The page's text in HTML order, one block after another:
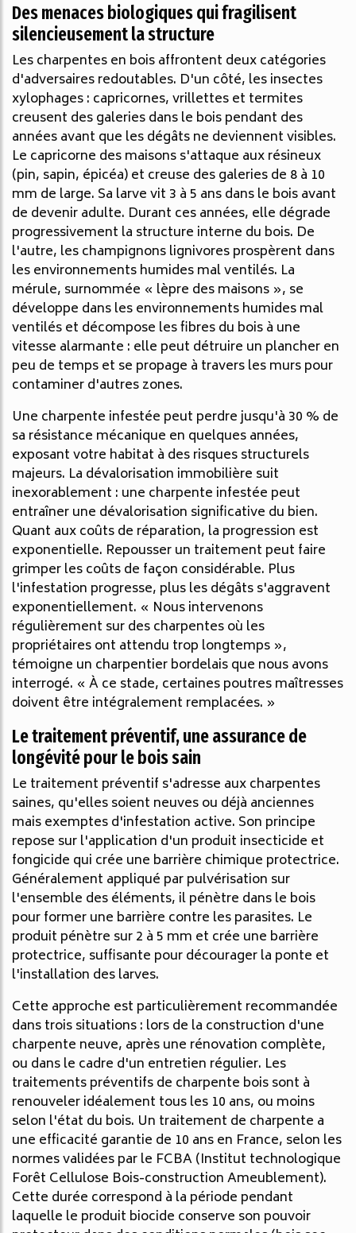
Des menaces biologiques qui fragilisent
silencieusement la structure
Les charpentes en bois affrontent deux catégories
d'adversaires redoutables. D'un côté, les insectes
xylophages : capricornes, vrillettes et termites
creusent des galeries dans le bois pendant des
années avant que les dégâts ne deviennent visibles.
Le capricorne des maisons s'attaque aux résineux
(pin, sapin, épicéa) et creuse des galeries de 8 à 10
mm de large. Sa larve vit 3 à 5 ans dans le bois avant
de devenir adulte. Durant ces années, elle dégrade
progressivement la structure interne du bois. De
l'autre, les champignons lignivores prospèrent dans
les environnements humides mal ventilés. La
mérule, surnommée « lèpre des maisons », se
développe dans les environnements humides mal
ventilés et décompose les fibres du bois à une
vitesse alarmante : elle peut détruire un plancher en
peu de temps et se propage à travers les murs pour
contaminer d'autres zones.
Une charpente infestée peut perdre jusqu'à 30 % de
sa résistance mécanique en quelques années,
exposant votre habitat à des risques structurels
majeurs. La dévalorisation immobilière suit
inexorablement : une charpente infestée peut
entraîner une dévalorisation significative du bien.
Quant aux coûts de réparation, la progression est
exponentielle. Repousser un traitement peut faire
grimper les coûts de façon considérable. Plus
l'infestation progresse, plus les dégâts s'aggravent
exponentiellement. « Nous intervenons
régulièrement sur des charpentes où les
propriétaires ont attendu trop longtemps »,
témoigne un charpentier bordelais que nous avons
interrogé. « À ce stade, certaines poutres maîtresses
doivent être intégralement remplacées. »
Le traitement préventif, une assurance de
longévité pour le bois sain
Le traitement préventif s'adresse aux charpentes
saines, qu'elles soient neuves ou déjà anciennes
mais exemptes d'infestation active. Son principe
repose sur l'application d'un produit insecticide et
fongicide qui crée une barrière chimique protectrice.
Généralement appliqué par pulvérisation sur
l'ensemble des éléments, il pénètre dans le bois
pour former une barrière contre les parasites. Le
produit pénètre sur 2 à 5 mm et crée une barrière
protectrice, suffisante pour décourager la ponte et
l'installation des larves.
Cette approche est particulièrement recommandée
dans trois situations : lors de la construction d'une
charpente neuve, après une rénovation complète,
ou dans le cadre d'un entretien régulier. Les
traitements préventifs de charpente bois sont à
renouveler idéalement tous les 10 ans, ou moins
selon l'état du bois. Un traitement de charpente a
une efficacité garantie de 10 ans en France, selon les
normes validées par le FCBA (Institut technologique
Forêt Cellulose Bois-construction Ameublement).
Cette durée correspond à la période pendant
laquelle le produit biocide conserve son pouvoir